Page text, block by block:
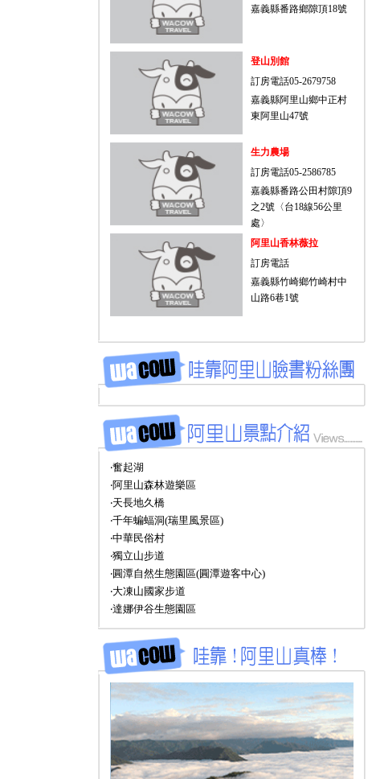
嘉義縣番路鄉隙頂18號
登山別館
訂房電話05-2679758
嘉義縣阿里山鄉中正村
東阿里山47號
生力農場
訂房電話05-2586785
嘉義縣番路公田村隙頂9
之2號〈台18線56公里
處〉
阿里山香林薇拉
訂房電話
嘉義縣竹崎鄉竹崎村中
山路6巷1號
‧奮起湖
‧阿里山森林遊樂區
‧天長地久橋
‧千年蝙蝠洞(瑞里風景區)
‧中華民俗村
‧獨立山步道
‧圓潭自然生態園區(圓潭遊客中心)
‧大凍山國家步道
‧達娜伊谷生態園區